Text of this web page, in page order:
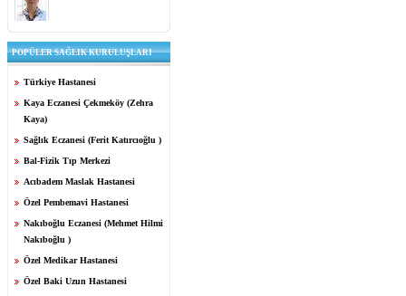
POPÜLER SAĞLIK KURULUŞLARI
Türkiye Hastanesi
Kaya Eczanesi Çekmeköy (Zehra
Kaya)
Sağlık Eczanesi (Ferit Katırcıoğlu )
Bal-Fizik Tıp Merkezi
Acıbadem Maslak Hastanesi
Özel Pembemavi Hastanesi
Nakıboğlu Eczanesi (Mehmet Hilmi
Nakıboğlu )
Özel Medikar Hastanesi
Özel Baki Uzun Hastanesi